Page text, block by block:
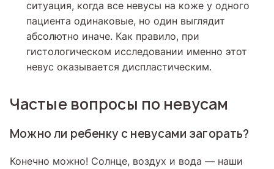
ситуация, когда все невусы на коже у одного
пациента одинаковые, но один выглядит
абсолютно иначе. Как правило, при
гистологическом исследовании именно этот
невус оказывается диспластическим.
Частые вопросы по невусам
Можно ли ребенку с невусами загорать?
Конечно можно! Солнце, воздух и вода — наши